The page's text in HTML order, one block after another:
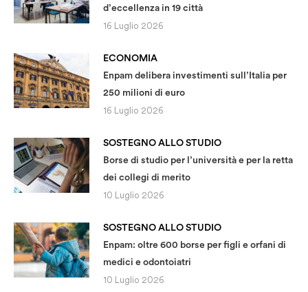
d’eccellenza in 19 città
16 Luglio 2026
ECONOMIA
Enpam delibera investimenti sull’Italia per
250 milioni di euro
16 Luglio 2026
SOSTEGNO ALLO STUDIO
Borse di studio per l’università e per la retta
dei collegi di merito
10 Luglio 2026
SOSTEGNO ALLO STUDIO
Enpam: oltre 600 borse per figli e orfani di
medici e odontoiatri
10 Luglio 2026